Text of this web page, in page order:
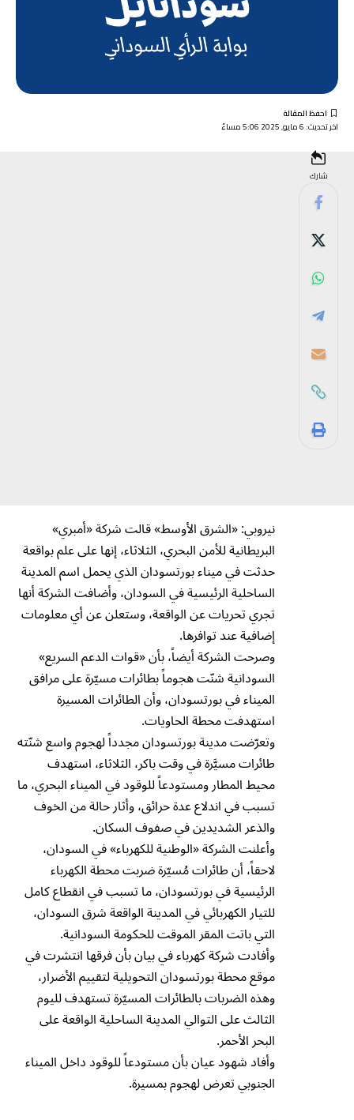
اخر تحديث: 6 مايو, 2025 5:06 مساءً
شارك
نيروبي: «الشرق الأوسط» قالت شركة «أمبري»
البريطانية للأمن البحري، الثلاثاء، إنها على علم بواقعة
حدثت في ميناء بورتسودان الذي يحمل اسم المدينة
الساحلية الرئيسية في السودان، وأضافت الشركة أنها
تجري تحريات عن الواقعة، وستعلن عن أي معلومات
إضافية عند توافرها.
وصرحت الشركة أيضاً، بأن «قوات الدعم السريع»
السودانية شنّت هجوماً بطائرات مسيّرة على مرافق
الميناء في بورتسودان، وأن الطائرات المسيرة
استهدفت محطة الحاويات.
وتعرّضت مدينة بورتسودان مجدداً لهجوم واسع شنّته
طائرات مسيَّرة في وقت باكر، الثلاثاء، استهدف
محيط المطار ومستودعاً للوقود في الميناء البحري، ما
تسبب في اندلاع عدة حرائق، وأثار حالة من الخوف
والذعر الشديدين في صفوف السكان.
وأعلنت الشركة «الوطنية للكهرباء» في السودان،
لاحقاً، أن طائرات مُسيّرة ضربت محطة الكهرباء
الرئيسية في بورتسودان، ما تسبب في انقطاع كامل
للتيار الكهربائي في المدينة الواقعة شرق السودان،
التي باتت المقر الموقت للحكومة السودانية.
وأفادت شركة كهرباء في بيان بأن فرقها انتشرت في
موقع محطة بورتسودان التحويلية لتقييم الأضرار،
وهذه الضربات بالطائرات المسيّرة تستهدف لليوم
الثالث على التوالي المدينة الساحلية الواقعة على
البحر الأحمر.
وأفاد شهود عيان بأن مستودعاً للوقود داخل الميناء
الجنوبي تعرض لهجوم بمسيرة.